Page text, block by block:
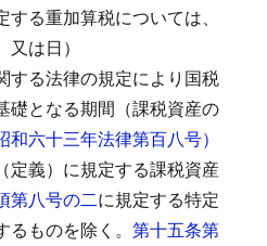
する重加算税については、
は日）
する法律の規定により国税
礎となる期間（課税資産の
和六十三年法律第百八号）
（定義）に規定する課税資産
第八号の二に規定する特定
ものを除く。 第十五条第